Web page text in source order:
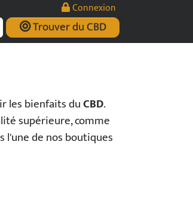
Connexion
Trouver du CBD
les bienfaits duCBD.
supérieure, comme
l'une de nos boutiques